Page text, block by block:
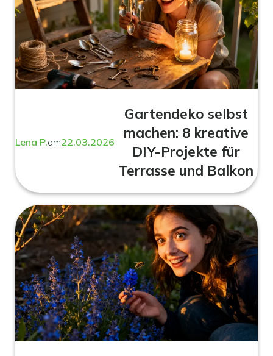
Lena P.am22.03.2026
Gartendeko selbst
machen: 8 kreative
DIY-Projekte für
Terrasse und Balkon